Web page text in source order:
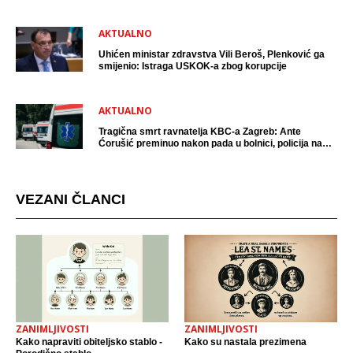
AKTUALNO
Uhićen ministar zdravstva Vili Beroš, Plenković ga
smijenio: Istraga USKOK-a zbog korupcije
AKTUALNO
Tragična smrt ravnatelja KBC-a Zagreb: Ante
Ćorušić preminuo nakon pada u bolnici, policija na
VEZANI ČLANCI
ZANIMLJIVOSTI
Kako napraviti obiteljsko stablo -
ZANIMLJIVOSTI
Kako su nastala prezimena